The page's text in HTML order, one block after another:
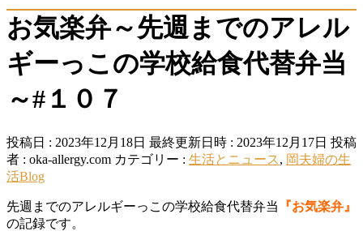
お気楽弁～先週までのアレル
ギーっこの学校給食代替弁当
～#１０７
投稿日 : 2023年12月18日 最終更新日時 : 2023年12月17日 投稿
者 : oka-allergy.com カテゴリー : 生活とニュース, 岡夫婦の生
活Blog
先週までのアレルギーっこの学校給食代替弁当
『お気楽弁』
の記録です。